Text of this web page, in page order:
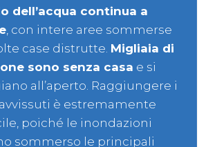
dell’acqua continua a
, con intere aree sommerse
case distrutte. Migliaia di
sono senza casa e si
all’aperto. Raggiungere i
è estremamente
poiché le inondazioni
sommerso le principali